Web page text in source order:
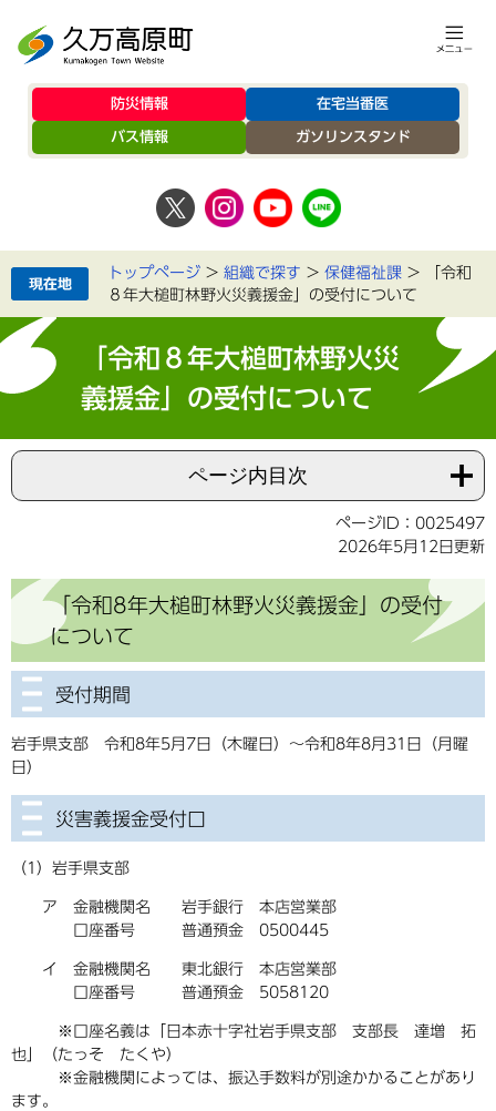
防災情報 在宅当番医
バス情報 ガソリンスタンド
トップページ > 組織で探す > 保健福祉課 >
「令和
８年大槌町林野火災義援金」の受付について
「令和８年大槌町林野火災
義援金」の受付について
ページ内目次
ページID：0025497
2026年5月12日更新
「令和8年大槌町林野火災義援金」の受付
について
受付期間
岩手県支部 令和8年5月7日（木曜日）～令和8年8月31日（月曜
日）
災害義援金受付口
（1）岩手県支部
ア 金融機関名 岩手銀行 本店営業部
口座番号 普通預金 0500445
イ 金融機関名 東北銀行 本店営業部
口座番号 普通預金 5058120
※口座名義は「日本赤十字社岩手県支部 支部長 達増 拓
也」（たっそ たくや）
※金融機関によっては、振込手数料が別途かかることがあり
ます。